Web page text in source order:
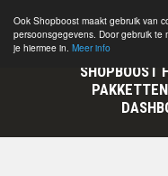
Ook Shopboost maakt gebruik van
persoonsgegevens. Door gebruik te
je hiermee in. Meer info
SHOPBOOST